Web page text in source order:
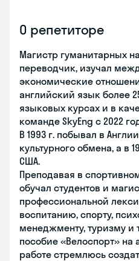
О репетиторе
Магистр гуманитарных
переводчик, изучал
экономические
английский язык более
языковых курсах и в
команде SkyEng с 2022
В 1993 г. побывал в
культурного обмена, а в
США.
Преподавая в
обучал студентов и
профессиональной
воспитанию, спорту,
менеджменту, туризму и
пособие «Велоспорт» на
работе стремлюсь